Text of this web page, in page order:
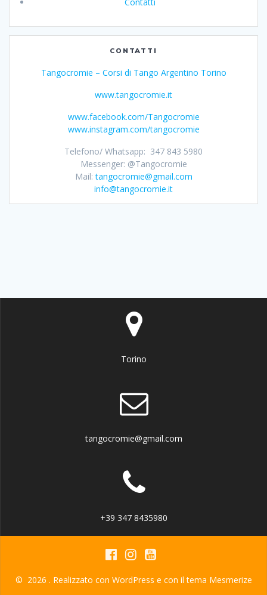
CONTATTI
Tangocromie – Corsi di Tango Argentino Torino
www.tangocromie.it
www.facebook.com/Tangocromie
www.instagram.com/tangocromie
Telefono/ Whatsapp: 347 843 5980
Messenger: @Tangocromie
Mail:tangocromie@gmail.com
info@tangocromie.it
Torino
tangocromie@gmail.com
+39 347 8435980
© 2026 . Realizzato con WordPress e con il tema Mesmerize